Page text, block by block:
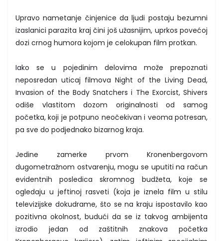
Upravo nametanje činjenice da ljudi postaju bezumni
izaslanici parazita kraj čini još užasnijim, uprkos povećoj
dozi crnog humora kojom je celokupan film protkan.
Iako se u pojedinim delovima može prepoznati
neposredan uticaj filmova Night of the Living Dead,
Invasion of the Body Snatchers i The Exorcist, Shivers
odiše vlastitom dozom originalnosti od samog
početka, koji je potpuno neočekivan i veoma potresan,
pa sve do podjednako bizarnog kraja.
Jedine zamerke prvom Kronenbergovom
dugometražnom ostvarenju, mogu se uputiti na račun
evidentnih posledica skromnog budžeta, koje se
ogledaju u jeftinoj rasveti (koja je iznela film u stilu
televizijske dokudrame, što se na kraju ispostavilo kao
pozitivna okolnost, budući da se iz takvog ambijenta
izrodio jedan od zaštitnih znakova početka